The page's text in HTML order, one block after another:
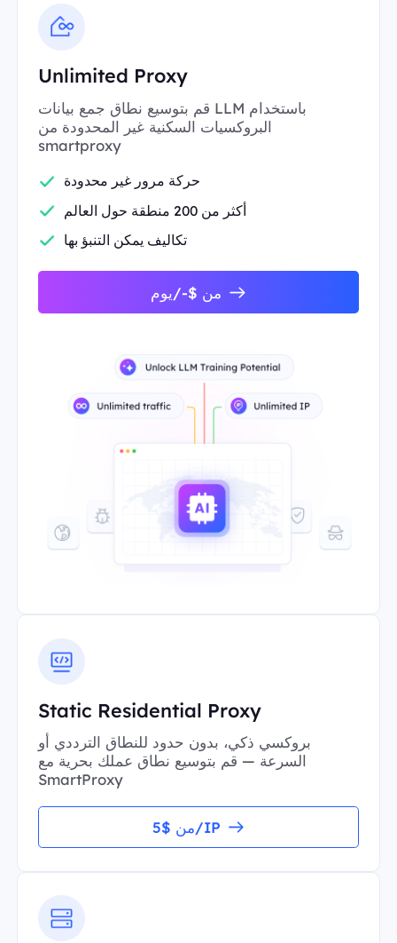
Unlimited Proxy
قم بتوسيع نطاق جمع بيانات LLM باستخدام
البروكسيات السكنية غير المحدودة من
smartproxy
حركة مرور غير محدودة
أكثر من 200 منطقة حول العالم
تكاليف يمكن التنبؤ بها
من $-/يوم
Static Residential Proxy
بروكسي ذكي، بدون حدود للنطاق الترددي أو
السرعة — قم بتوسيع نطاق عملك بحرية مع
SmartProxy
من $5/IP